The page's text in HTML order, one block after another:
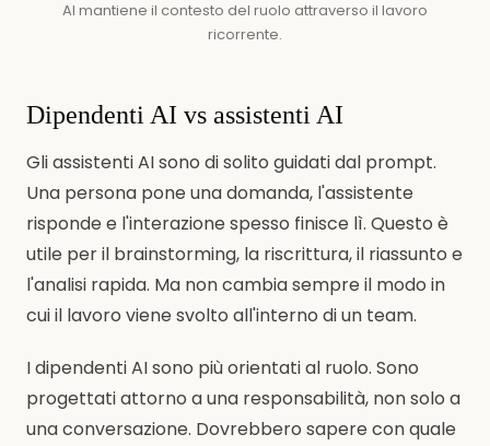
AI mantiene il contesto del ruolo attraverso il lavoro
ricorrente.
Dipendenti AI vs assistenti AI
Gli assistenti AI sono di solito guidati dal prompt.
Una persona pone una domanda, l'assistente
risponde e l'interazione spesso finisce lì. Questo è
utile per il brainstorming, la riscrittura, il riassunto e
l'analisi rapida. Ma non cambia sempre il modo in
cui il lavoro viene svolto all'interno di un team.
I dipendenti AI sono più orientati al ruolo. Sono
progettati attorno a una responsabilità, non solo a
una conversazione. Dovrebbero sapere con quale